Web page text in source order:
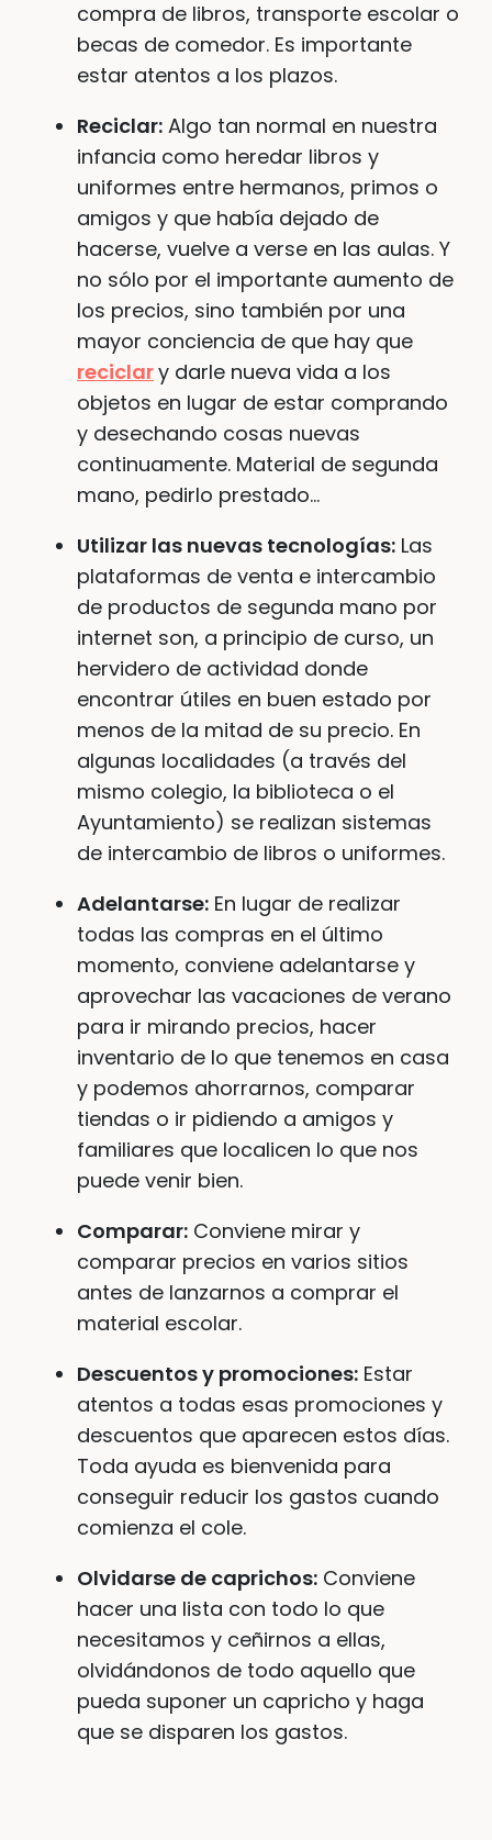
compra de libros, transporte escolar o
becas de comedor. Es importante
estar atentos a los plazos.
Reciclar: Algo tan normal en nuestra
infancia como heredar libros y
uniformes entre hermanos, primos o
amigos y que había dejado de
hacerse, vuelve a verse en las aulas. Y
no sólo por el importante aumento de
los precios, sino también por una
mayor conciencia de que hay que
reciclary darle nueva vida a los
objetos en lugar de estar comprando
y desechando cosas nuevas
continuamente. Material de segunda
mano, pedirlo prestado…
Utilizar las nuevas tecnologías: Las
plataformas de venta e intercambio
de productos de segunda mano por
internet son, a principio de curso, un
hervidero de actividad donde
encontrar útiles en buen estado por
menos de la mitad de su precio. En
algunas localidades (a través del
mismo colegio, la biblioteca o el
Ayuntamiento) se realizan sistemas
de intercambio de libros o uniformes.
Adelantarse: En lugar de realizar
todas las compras en el último
momento, conviene adelantarse y
aprovechar las vacaciones de verano
para ir mirando precios, hacer
inventario de lo que tenemos en casa
y podemos ahorrarnos, comparar
tiendas o ir pidiendo a amigos y
familiares que localicen lo que nos
puede venir bien.
Comparar: Conviene mirar y
comparar precios en varios sitios
antes de lanzarnos a comprar el
material escolar.
Descuentos y promociones: Estar
atentos a todas esas promociones y
descuentos que aparecen estos días.
Toda ayuda es bienvenida para
conseguir reducir los gastos cuando
comienza el cole.
Olvidarse de caprichos: Conviene
hacer una lista con todo lo que
necesitamos y ceñirnos a ellas,
olvidándonos de todo aquello que
pueda suponer un capricho y haga
que se disparen los gastos.